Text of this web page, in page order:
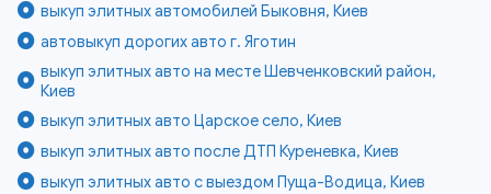
выкуп элитных автомобилей Быковня, Киев
автовыкуп дорогих авто г. Яготин
выкуп элитных авто на месте Шевченковский район,
Киев
выкуп элитных авто Царское село, Киев
выкуп элитных авто после ДТП Куреневка, Киев
выкуп элитных авто с выездом Пуща-Водица, Киев